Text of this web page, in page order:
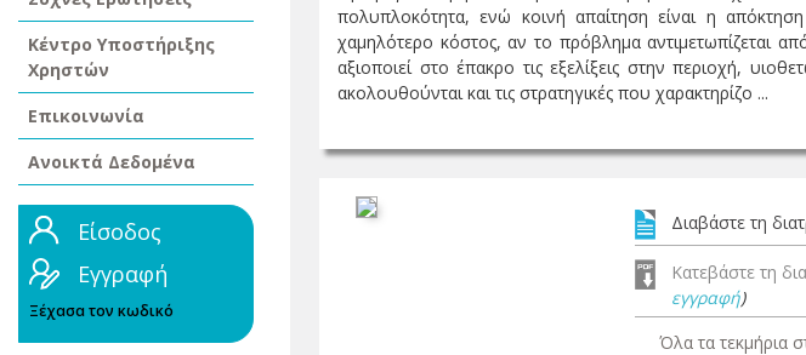
Κέντρο Υποστήριξης
Χρηστών
Επικοινωνία
Ανοικτά Δεδομένα
Είσοδος
Εγγραφή
Ξέχασα τον κωδικό
πολυπλοκότητα, ενώ κοινή απαίτηση είναι η
χαμηλότερο κόστος, αν το πρόβλημα αντιμετωπίζεται
αξιοποιεί στο έπακρο τις εξελίξεις στην περιοχή,
ακολουθούνται και τις στρατηγικές που χαρακτηρίζο ...
Διαβάστε τη
Κατεβάστε τη
εγγραφή)
Όλα τα τεκμήρια